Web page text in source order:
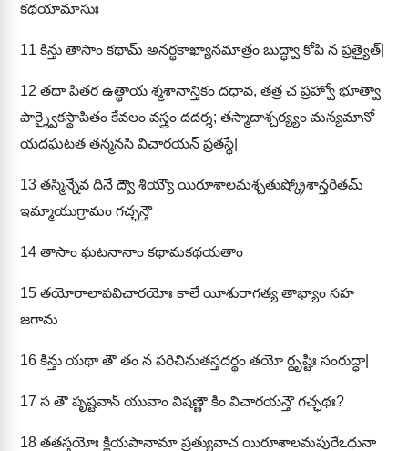
కథయామాసుః
11 కిన్తు తాసాం కథామ్ అనర్థకాఖ్యానమాత్రం బుద్ధ్వా కోపి న ప్రత్యైత్|
12 తదా పితర ఉత్థాయ శ్మశానాన్తికం దధావ, తత్ర చ ప్రహ్వో భూత్వా
పార్శ్వైకస్థాపితం కేవలం వస్త్రం దదర్శ; తస్మాదాశ్చర్య్యం మన్యమానో
యదఘటత తన్మనసి విచారయన్ ప్రతస్థే|
13 తస్మిన్నేవ దినే ద్వౌ శియ్యౌ యిరూశాలమశ్చతుష్క్రోశాన్తరితమ్
ఇమ్మాయుగ్రామం గచ్ఛన్తౌ
14 తాసాం ఘటనానాం కథామకథయతాం
15 తయోరాలాపవిచారయోః కాలే యీశురాగత్య తాభ్యాం సహ
జగామ
16 కిన్తు యథా తౌ తం న పరిచినుతస్తదర్థం తయో ర్దృష్టిః సంరుద్ధా|
17 స తౌ పృష్టవాన్ యువాం విషణ్ణౌ కిం విచారయన్తౌ గచ్ఛథః?
18 తతస్తయోః క్లియపానామా ప్రత్యువాచ యిరూశాలమపురేఽధునా